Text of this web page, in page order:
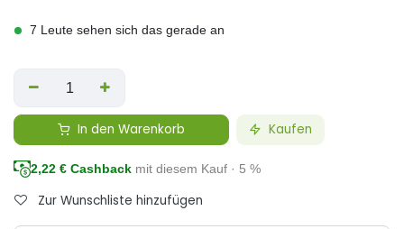
7 Leute sehen sich das gerade an
In den Warenkorb Kaufen
2,22 € Cashback mit diesem Kauf · 5 %
Zur Wunschliste hinzufügen